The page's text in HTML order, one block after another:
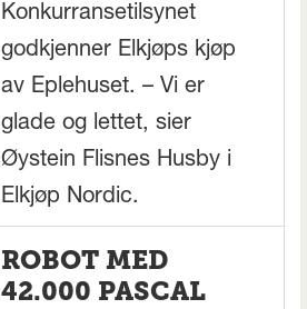
Konkurransetilsynet
godkjenner Elkjøps kjøp
av Eplehuset. – Vi er
glade og lettet, sier
Øystein Flisnes Husby i
Elkjøp Nordic.
ROBOT MED
42.000 PASCAL